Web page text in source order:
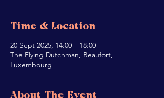
Time & Location
20 Sept 2025, 14:00 – 18:00
The Flying Dutchman, Beaufort,
Luxembourg
About The Event